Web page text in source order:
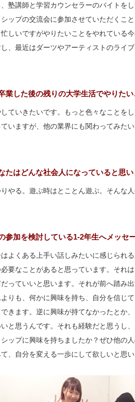
塾講師と学習カウンセラーのバイトを
ップの交流会に参加させていただくこ
しいですがやりたいことをやれている
、最近はダーツやアーティストのライ
業した後の残りの大学生活でやりた
ていきたいです。もっと色々なことを
いますが、他の業界にも関わってみた
たはどんな社会人になっていると思い
やる。遊ぶ時はとことん遊ぶ。そんな
参加を検討している1-2年生へメッセ
よくある上手い話しみたいに感じられ
要なことがあると思っています。それ
っていいと思います。それが前へ踏み
りも、何かに興味を持ち、自分を信じ
きます。逆に興味が持てなかったとか
と思うんです。それも経験だと思うし
ップに興味を持ちましたか？ぜひ他の
、自分を変える一歩にして欲しいと思い